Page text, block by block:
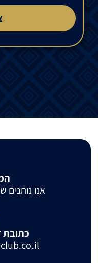
אנו נותנים
כתובת